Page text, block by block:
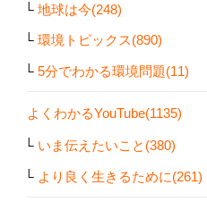
地球は今(248)
環境トピックス(890)
5分でわかる環境問題(11)
よくわかるYouTube(1135)
いま伝えたいこと(380)
より良く生きるために(261)